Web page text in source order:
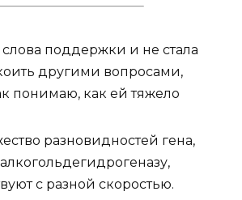
поддержки и не стала
другими вопросами,
понимаю, как ей тяжело
разновидностей гена,
с разной скоростью.